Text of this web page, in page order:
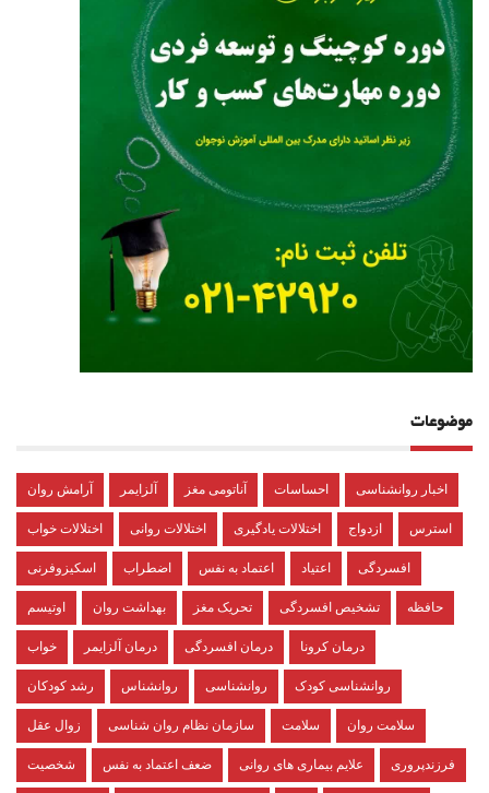
موضوعات
آرامش روان آلزایمر آناتومی مغز احساسات اخبار روانشناسی
اختلالات خواب اختلالات روانی اختلالات یادگیری ازدواج استرس
اسکیزوفرنی اضطراب اعتماد به نفس اعتیاد افسردگی
اوتیسم بهداشت روان تحریک مغز تشخیص افسردگی حافظه
خواب درمان آلزایمر درمان افسردگی درمان کرونا
رشد کودکان روانشناس روانشناسی روانشناسی کودک
زوال عقل سازمان نظام روان شناسی سلامت سلامت روان
شخصیت ضعف اعتماد به نفس علایم بیماری های روانی فرزندپروری